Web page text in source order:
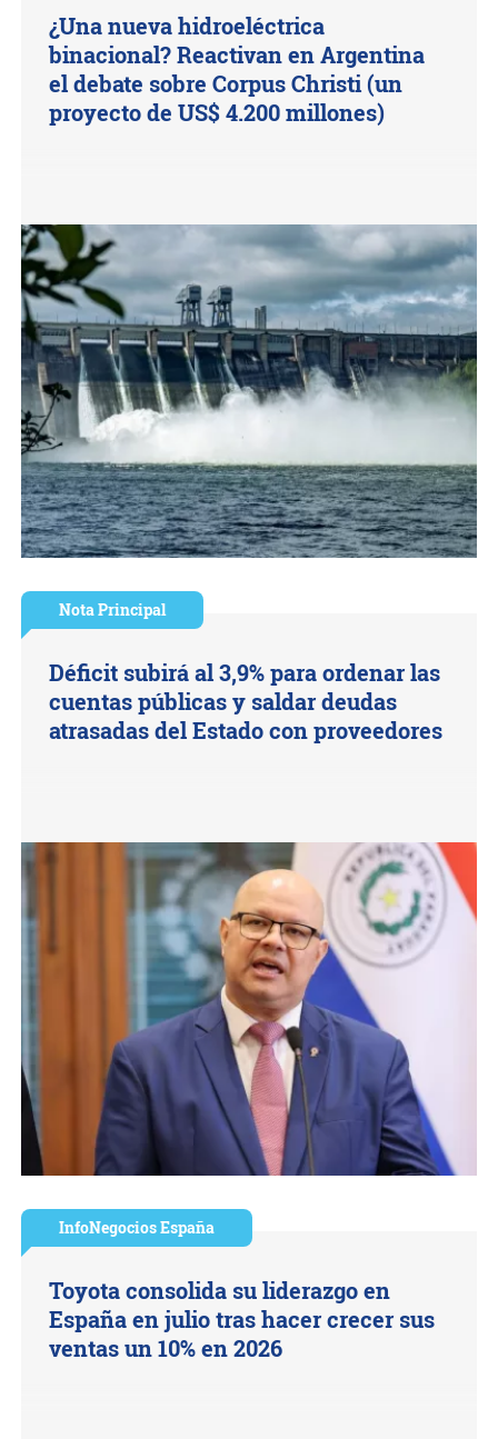
¿Una nueva hidroeléctrica
binacional? Reactivan en Argentina
el debate sobre Corpus Christi (un
proyecto de US$ 4.200 millones)
Nota Principal
Déficit subirá al 3,9% para ordenar las
cuentas públicas y saldar deudas
atrasadas del Estado con proveedores
InfoNegocios España
Toyota consolida su liderazgo en
España en julio tras hacer crecer sus
ventas un 10% en 2026